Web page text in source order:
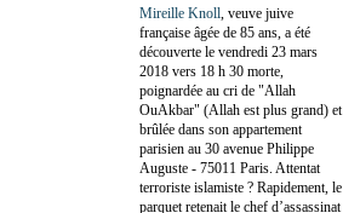
Mireille Knoll , veuve juive
française âgée de 85 ans, a été
découverte le vendredi 23 mars
2018 vers 18 h 30 morte,
poignardée au cri de "Allah
OuAkbar" (Allah est plus grand) et
brûlée dans son appartement
parisien au 30 avenue Philippe
Auguste - 75011 Paris. Attentat
terroriste islamiste ? Rapidement, le
parquet retenait le chef d’assassinat